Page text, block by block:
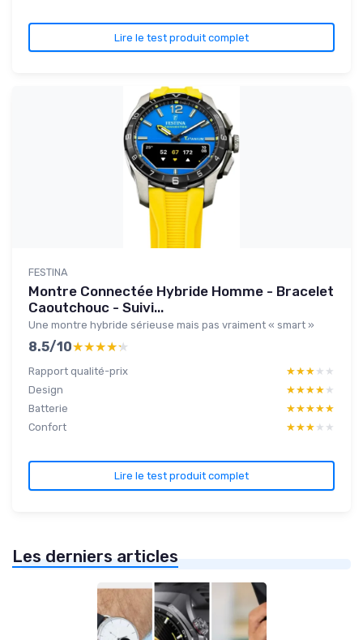
Lire le test produit complet
FESTINA
Montre Connectée Hybride Homme - Bracelet
Caoutchouc - Suivi...
Une montre hybride sérieuse mais pas vraiment « smart »
8.5/10★★★★★
★★★★★
Rapport qualité-prix ★★★★★
★★★★★
Design
★★★★★
★★★★★
Batterie
★★★★★
★★★★★
Confort
★★★★★
★★★★★
Lire le test produit complet
Les derniers articles